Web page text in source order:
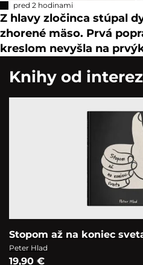
pred 2 hodinami
Z hlavy zločinca stúpal
zhorené mäso. Prvá
kreslom nevyšla na
Knihy od
Stopom až na koniec
Peter Hlad
19,90 €